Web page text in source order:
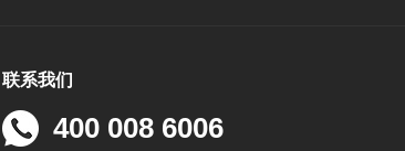
联系我们
400 008 6006